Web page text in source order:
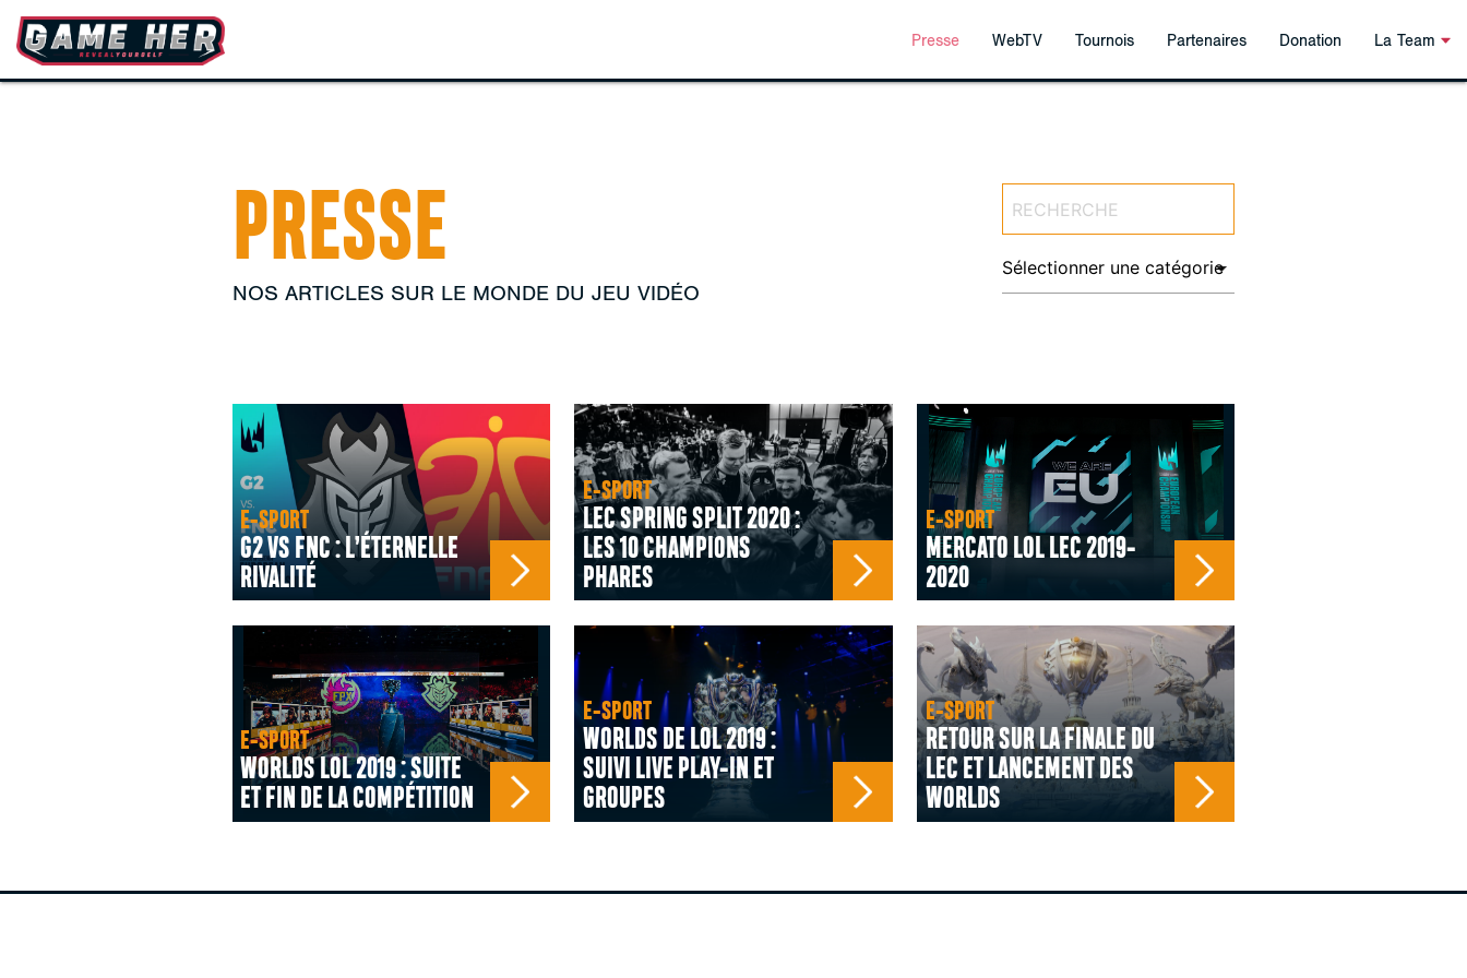
Presse WebTV Tournois Partenaires Donation La Team
PRESSE
NOS ARTICLES SUR LE MONDE DU JEU VIDÉO
E-SPORT
G2 VS FNC : L’ÉTERNELLE
RIVALITÉ
E-SPORT
LEC SPRING SPLIT 2020 :
LES 10 CHAMPIONS
PHARES
E-SPORT
MERCATO LOL LEC 2019-
2020
E-SPORT
WORLDS LOL 2019 : SUITE
ET FIN DE LA COMPÉTITION
E-SPORT
WORLDS DE LOL 2019 :
SUIVI LIVE PLAY-IN ET
GROUPES
E-SPORT
RETOUR SUR LA FINALE DU
LEC ET LANCEMENT DES
WORLDS